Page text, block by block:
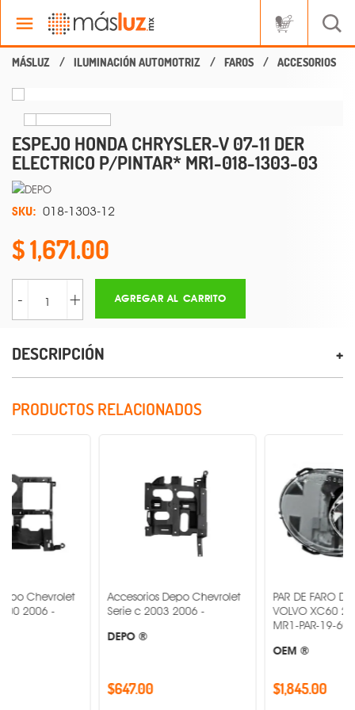
ILUMINACIÓN AUTOMOTRIZ FAROS ACCESORIOS
ESPEJO HONDA CHRYSLER-V 07-11 DER
ELECTRICO P/PINTAR* MR1-018-1303-03
SKU: 018-1303-12
1,671.00
- + AGREGAR AL CARRITO
DESCRIPCIÓN
PRODUCTOS RELACIONADOS
Accesorios Depo Chevrolet
Serie c 2003 2006 -
$647.00
PAR DE FARO DE NIEBLA
VOLVO XC60 2010-2013
MR1-PAR-19-6069-01-9B
$1,845.00